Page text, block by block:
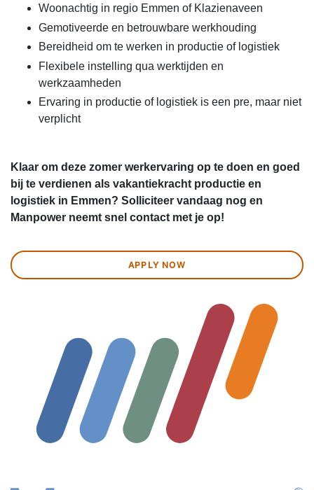
Woonachtig in regio Emmen of Klazienaveen
Gemotiveerde en betrouwbare werkhouding
Bereidheid om te werken in productie of logistiek
Flexibele instelling qua werktijden en
werkzaamheden
Ervaring in productie of logistiek is een pre, maar niet
verplicht
Klaar om deze zomer werkervaring op te doen en goed
bij te verdienen als vakantiekracht productie en
logistiek in Emmen? Solliciteer vandaag nog en
Manpower neemt snel contact met je op!
APPLY NOW